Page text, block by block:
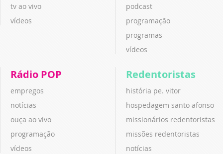
tv ao vivo
vídeos
podcast
programação
programas
vídeos
Rádio POP
empregos
notícias
ouça ao vivo
programação
vídeos
Redentoristas
história pe. vitor
hospedagem santo afonso
missionários redentoristas
missões redentoristas
notícias